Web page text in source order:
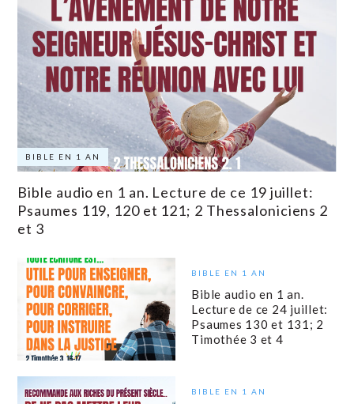
BIBLE EN 1 AN
Bible audio en 1 an. Lecture de ce 19 juillet:
Psaumes 119, 120 et 121; 2 Thessaloniciens 2
et 3
BIBLE EN 1 AN
Bible audio en 1 an.
Lecture de ce 24 juillet:
Psaumes 130 et 131; 2
Timothée 3 et 4
BIBLE EN 1 AN